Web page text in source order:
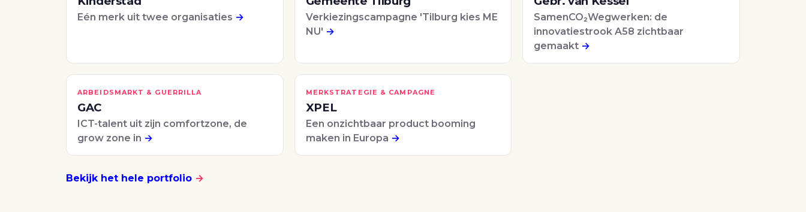
Eén merk uit twee organisaties →
Verkiezingscampagne 'Tilburg kies ME
NU' →
SamenCO₂Wegwerken: de
innovatiestrook A58 zichtbaar
gemaakt →
ARBEIDSMARKT & GUERRILLA
GAC
ICT-talent uit zijn comfortzone, de
grow zone in →
MERKSTRATEGIE & CAMPAGNE
XPEL
Een onzichtbaar product booming
maken in Europa →
Bekijk het hele portfolio →